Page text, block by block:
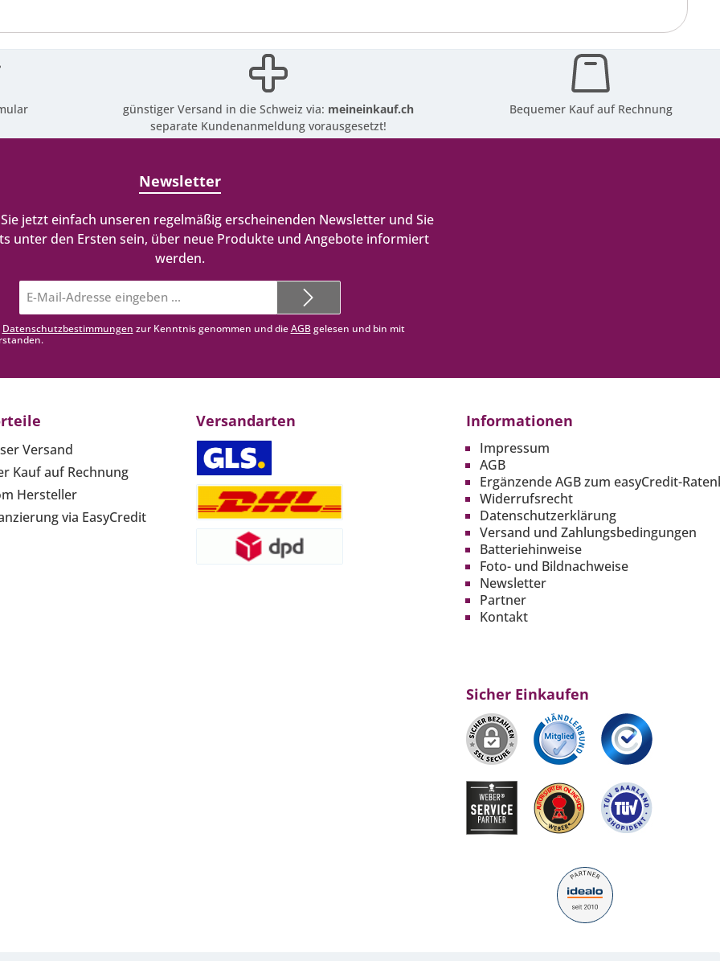
günstiger Versand in die Schweiz via: meineinkauf.ch
separate Kundenanmeldung vorausgesetzt!
Bequemer Kauf auf Rechnung
Newsletter
jetzt einfach unseren regelmäßig erscheinenden Newsletter und Sie
unter den Ersten sein, über neue Produkte und Angebote informiert
werden.
Mail-
Adresse*
Datenschutzbestimmungen zur Kenntnis genommen und dieAGBgelesen und bin mit
Versand
Kauf auf Rechnung
Hersteller
via EasyCredit
Versandarten Informationen
Impressum
AGB
Ergänzende AGB zum easyCredit-
Widerrufsrecht
Datenschutzerklärung
Versand und Zahlungsbedingungen
Batteriehinweise
Foto- und Bildnachweise
Newsletter
Partner
Kontakt
Sicher Einkaufen